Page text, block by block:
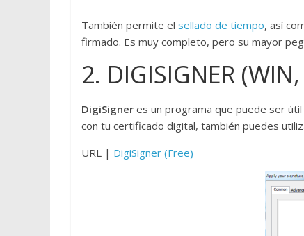
También permite el sellado de tiempo, así
firmado. Es muy completo, pero su mayor
2. DIGISIGNER
DigiSigner es un programa que puede ser
con tu certificado digital, también puedes
URL | DigiSigner (Free)